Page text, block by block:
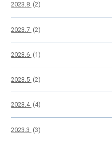
2023.8 (2)
2023.7 (2)
2023.6 (1)
2023.5 (2)
2023.4 (4)
2023.3 (3)